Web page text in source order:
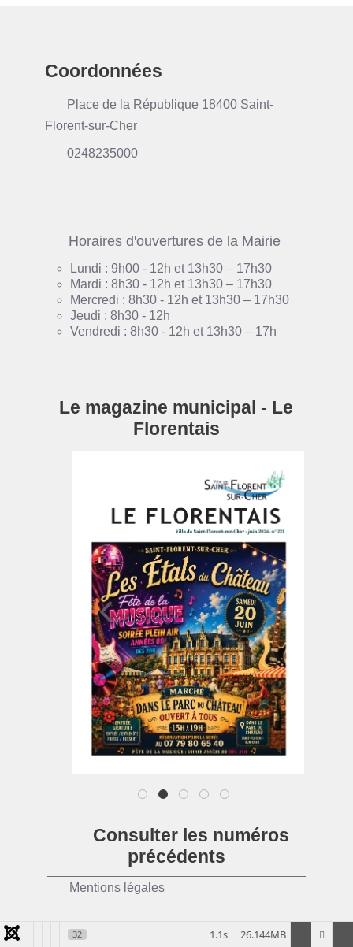
Coordonnées
Place de la République 18400 Saint-
Florent-sur-Cher
0248235000
Horaires d'ouvertures de la Mairie
Lundi : 9h00 - 12h et 13h30 – 17h30
Mardi : 8h30 - 12h et 13h30 – 17h30
Mercredi : 8h30 - 12h et 13h30 – 17h30
Jeudi : 8h30 - 12h
Vendredi : 8h30 - 12h et 13h30 – 17h
Le magazine municipal - Le
Florentais
1 2 3 4 5
Consulter les numéros
précédents
Mentions légales
32 26.144MB
1.1s